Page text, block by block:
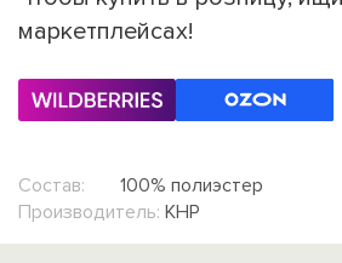
маркетплейсах!
Состав:
100% полиэстер
Производитель: КНР